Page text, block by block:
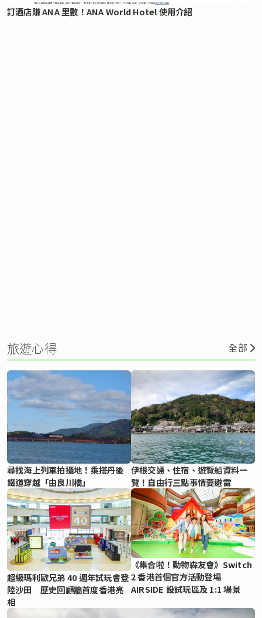
訂酒店賺 ANA 里數！ANA World Hotel 使用介紹
旅遊心得 全部
尋找海上列車拍攝地！乘搭丹後
鐵道穿越「由良川橋」
伊根交通、住宿、遊覽船資料一
覽！自由行三點事情要避雷
超級瑪利歐兄弟 40 週年試玩會登
陸沙田 歷史回顧牆首度香港亮
相
《集合啦！動物森友會》Switch
2 香港首個官方活動登場
AIRSIDE 設試玩區及 1:1 場景